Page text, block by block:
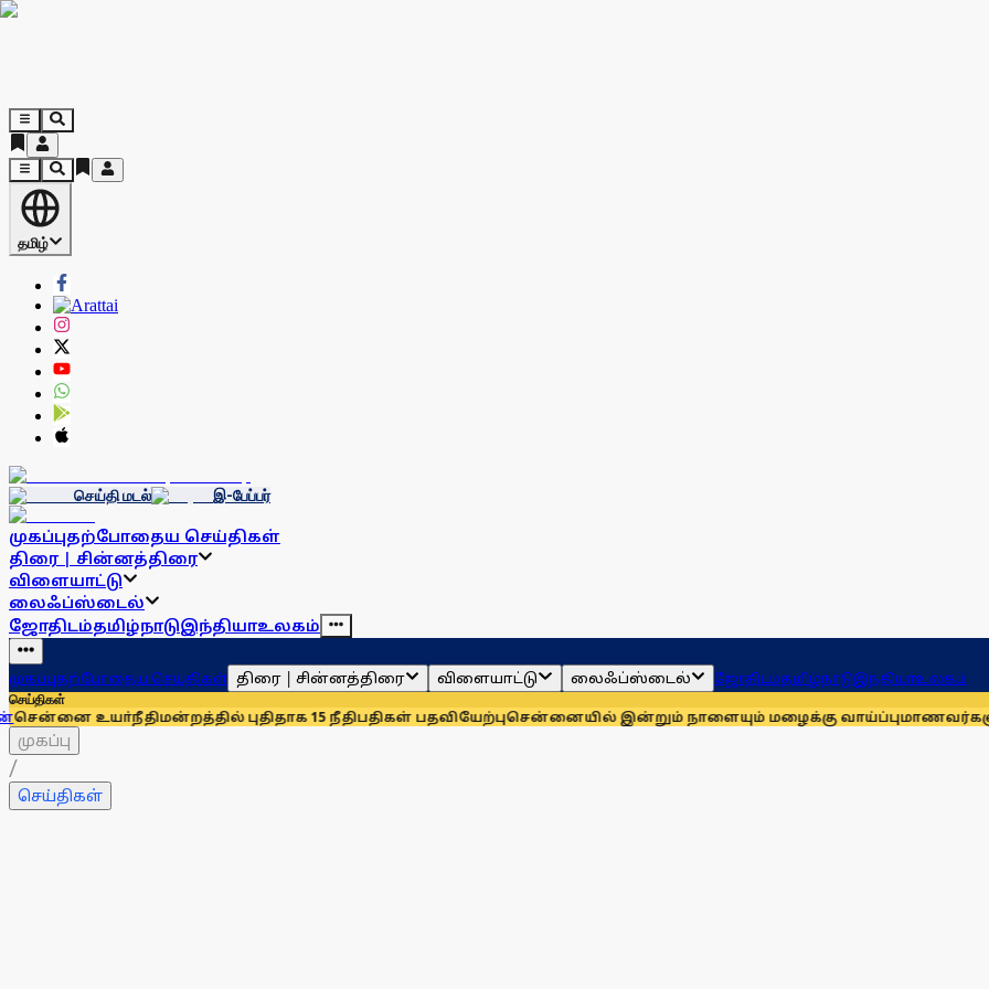
தமிழ்
செய்தி மடல் இ-பேப்பர்
முகப்புதற்போதைய செய்திகள்
திரை | சின்னத்திரை
விளையாட்டு
லைஃப்ஸ்டைல்
ஜோதிடம்தமிழ்நாடுஇந்தியாஉலகம்
முகப்புதற்போதைய செய்திகள் திரை | சின்னத்திரை விளையாட்டு லைஃப்ஸ்டைல் ஜோதிடம்தமிழ்நாடுஇந்தியாஉலகம்
செய்திகள்
புதிதாக 15 நீதிபதிகள் பதவியேற்புசென்னையில் இன்றும் நாளையும் மழைக்கு வாய்ப்புமாணவர்களுக்காக
முகப்பு
/
செய்திகள்